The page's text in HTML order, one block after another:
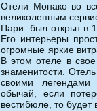
Отели Монако во
великолепным
Пари. был открыт в
Его интерьеры
огромные яркие
В этом отеле в
знаменитости.
своими
обычай, если
вестибюле, то будет